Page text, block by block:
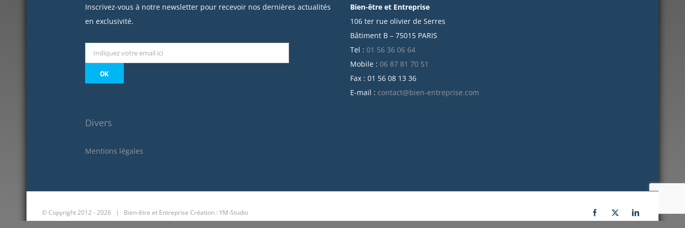
Inscrivez-vous à notre newsletter pour recevoir nos dernières actualités
en exclusivité.
Divers
Mentions légales
Bien-être et Entreprise
106 ter rue olivier de Serres
Bâtiment B – 75015 PARIS
Tel : 01 56 36 06 64
Mobile : 06 87 81 70 51
Fax : 01 56 08 13 36
E-mail : contact@bien-entreprise.com
© Copyright 2012 -2026 | Bien-être et Entreprise Création : YM-Studio Facebook
X LinkedIn